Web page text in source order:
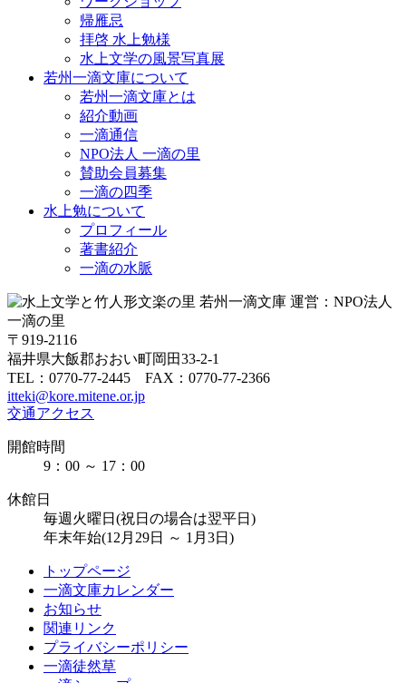
帰雁忌
拝啓 水上勉様
水上文学の風景写真展
若州一滴文庫について
若州一滴文庫とは
紹介動画
一滴通信
NPO法人 一滴の里
賛助会員募集
一滴の四季
水上勉について
プロフィール
著書紹介
一滴の水脈
〒919-2116
福井県大飯郡おおい町岡田33-2-1
TEL：0770-77-2445 FAX：0770-77-2366
itteki@kore.mitene.or.jp
交通アクセス
開館時間
9：00 ～ 17：00
休館日
毎週火曜日(祝日の場合は翌平日)
年末年始(12月29日 ～ 1月3日)
トップページ
一滴文庫カレンダー
お知らせ
関連リンク
プライバシーポリシー
一滴徒然草